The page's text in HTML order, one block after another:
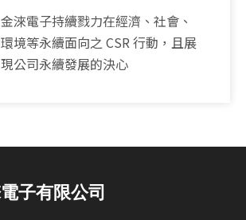
金淶電子持續戮力在經濟、社會、
環境等永續面向之 CSR 行動，且展
現公司永續發展的決心